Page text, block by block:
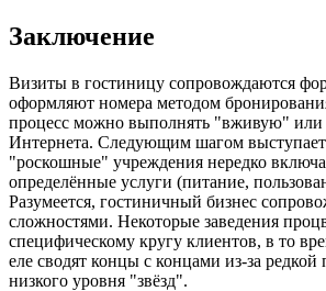
Заключение
Визиты в гостиницу сопровождаются
оформляют номера методом
процесс можно выполнять "вживую" или
Интернета. Следующим шагом
"роскошные" учреждения нередко
определённые услуги (питание,
Разумеется, гостиничный бизнес
сложностями. Некоторые заведения
специфическому кругу клиентов, в то
еле сводят концы с концами из-за
низкого уровня "звёзд".